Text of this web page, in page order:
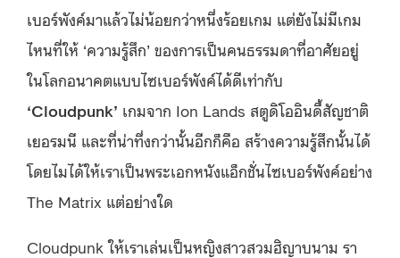
เบอร์พังค์มาแล้วไม่น้อยกว่าหนึ่งร้อยเกม แต่ยังไม่มีเกม
ไหนที่ให้ ‘ความรู้สึก’ ของการเป็นคนธรรมดาที่อาศัยอยู่
ในโลกอนาคตแบบไซเบอร์พังค์ได้ดีเท่ากับ
‘Cloudpunk’ เกมจาก Ion Lands สตูดิโออินดี้สัญชาติ
เยอรมนี และที่น่าทึ่งกว่านั้นอีกก็คือ สร้างความรู้สึกนั้นได้
โดยไมได้ให้เราเป็นพระเอกหนังแอ็กชั่นไซเบอร์พังค์อย่าง
The Matrix แต่อย่างใด
Cloudpunk ให้เราเล่นเป็นหญิงสาวสวมฮิญาบนาม รา